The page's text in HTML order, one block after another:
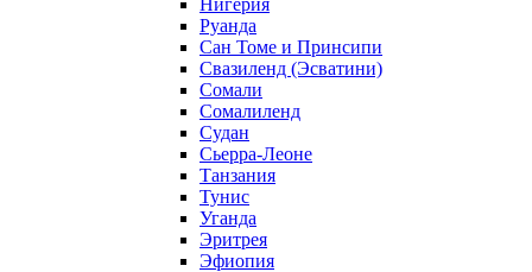
Нигерия
Руанда
Сан Томе и Принсипи
Свазиленд (Эсватини)
Сомали
Сомалиленд
Судан
Сьерра-Леоне
Танзания
Тунис
Уганда
Эритрея
Эфиопия